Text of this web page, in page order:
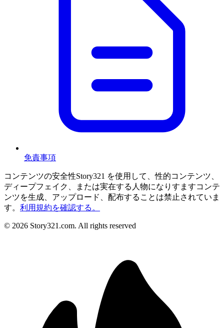
免責事項
コンテンツの安全性Story321 を使用して、性的コンテンツ、
ディープフェイク、または実在する人物になりすますコンテ
ンツを生成、アップロード、配布することは禁止されていま
す。 利用規約を確認する。
© 2026 Story321.com. All rights reserved